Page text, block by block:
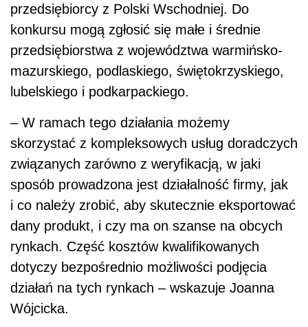
przedsiębiorcy z Polski Wschodniej. Do
konkursu mogą zgłosić się małe i średnie
przedsiębiorstwa z województwa warmińsko-
mazurskiego, podlaskiego, świętokrzyskiego,
lubelskiego i podkarpackiego.
– W ramach tego działania możemy
skorzystać z kompleksowych usług doradczych
związanych zarówno z weryfikacją, w jaki
sposób prowadzona jest działalność firmy, jak
i co należy zrobić, aby skutecznie eksportować
dany produkt, i czy ma on szanse na obcych
rynkach. Część kosztów kwalifikowanych
dotyczy bezpośrednio możliwości podjęcia
działań na tych rynkach – wskazuje Joanna
Wójcicka.